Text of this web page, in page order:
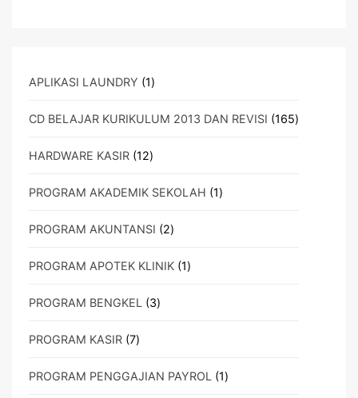
APLIKASI LAUNDRY 11
CD BELAJAR KURIKULUM 2013 DAN REVISI 165165
HARDWARE KASIR 1212
PROGRAM AKADEMIK SEKOLAH 11
PROGRAM AKUNTANSI
22
PROGRAM APOTEK KLINIK 11
PROGRAM BENGKEL
33
PROGRAM KASIR 77
PROGRAM PENGGAJIAN PAYROL
11